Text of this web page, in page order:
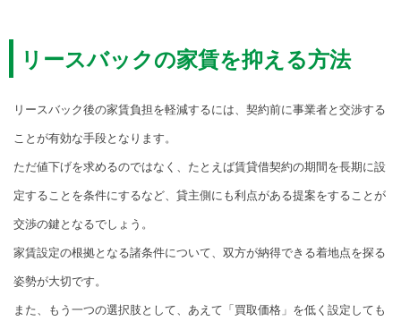
リースバックの家賃を抑える方法
リースバック後の家賃負担を軽減するには、契約前に事業者と交渉する
ことが有効な手段となります。
ただ値下げを求めるのではなく、たとえば賃貸借契約の期間を長期に設
定することを条件にするなど、貸主側にも利点がある提案をすることが
交渉の鍵となるでしょう。
家賃設定の根拠となる諸条件について、双方が納得できる着地点を探る
姿勢が大切です。
また、もう一つの選択肢として、あえて「買取価格」を低く設定しても